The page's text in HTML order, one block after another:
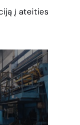
į ateities